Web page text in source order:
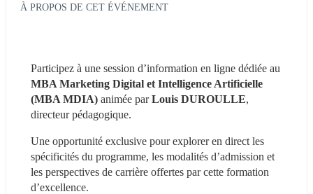
À PROPOS DE CET ÉVÉNEMENT
MBA Marketing Digital et Intelligence Artificielle
(MBA MDIA) animée par Louis DUROULLE,
directeur pédagogique.
Une opportunité exclusive pour explorer en direct les
spécificités du programme, les modalités d’admission et
les perspectives de carrière offertes par cette formation
d’excellence.